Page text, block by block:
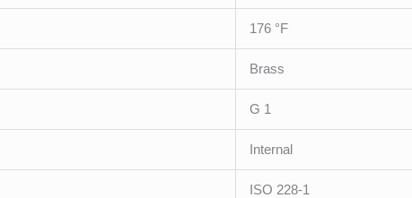
176 °F
Brass
G 1
Internal
ISO 228-1